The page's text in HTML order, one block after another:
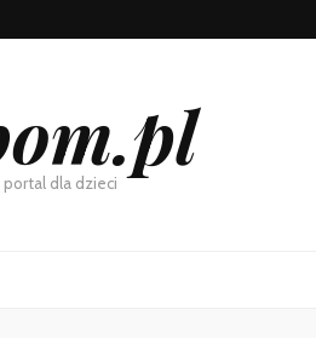
portal dla dzieci